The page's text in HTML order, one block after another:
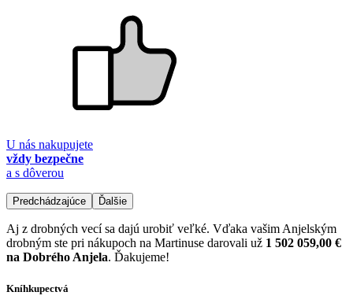
U nás nakupujete
vždy bezpečne
a s dôverou
Predchádzajúce Ďalšie
Aj z drobných vecí sa dajú urobiť veľké. Vďaka vašim Anjelským
drobným ste pri nákupoch na Martinuse darovali už 1 502 059,00 €
na Dobrého Anjela. Ďakujeme!
Kníhkupectvá